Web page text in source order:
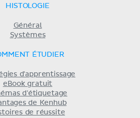
HISTOLOGIE
Général
Systèmes
ÉTUDIER
d'apprentissage
eBook gratuit
d'étiquetage
de Kenhub
de réussite